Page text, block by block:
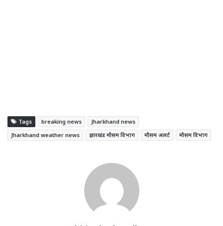
Tags breaking news
Jharkhand news
Jharkhand weather news
झारखंड मौसम विभाग मौसम अलर्ट मौसम विभाग